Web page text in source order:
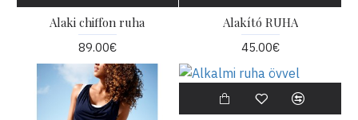
Alaki chiffon ruha
89.00€
Alakító RUHA
45.00€